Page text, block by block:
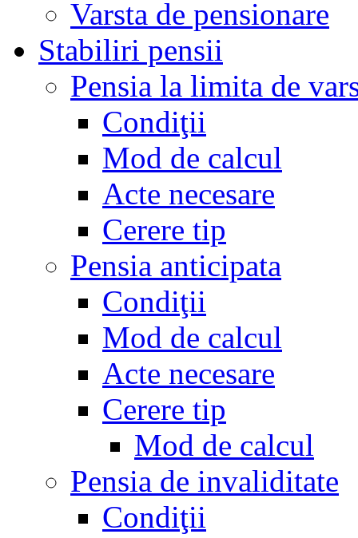
Varsta de pensionare
Stabiliri pensii
Pensia la limita de
Condiţii
Mod de calcul
Acte necesare
Cerere tip
Pensia anticipata
Condiţii
Mod de calcul
Acte necesare
Cerere tip
Mod de calcul
Pensia de invaliditate
Condiţii